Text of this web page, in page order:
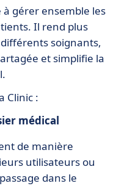
gérer ensemble les
Il rend plus
soignants,
et simplifie la
Clinic :
médical
de manière
utilisateurs ou
dans le